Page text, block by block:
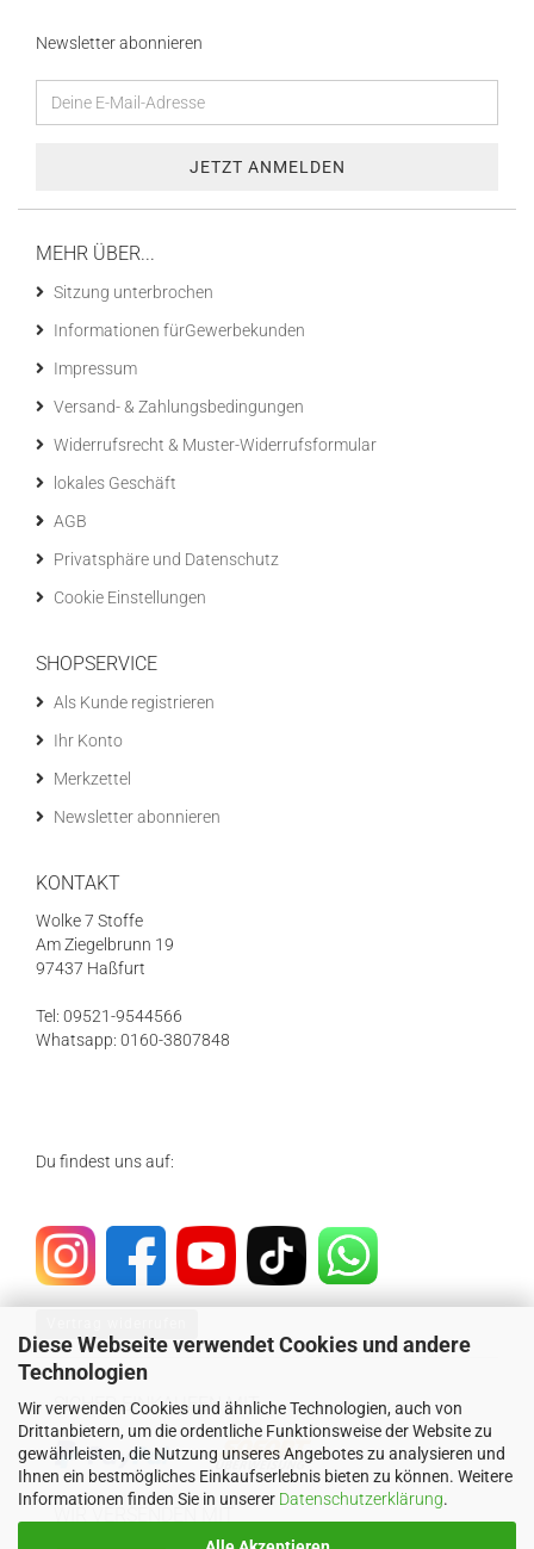
Diese Webseite verwendet Cookies und andere
Technologien
Wir verwenden Cookies und ähnliche Technologien, auch von
Drittanbietern, um die ordentliche Funktionsweise der Website zu
gewährleisten, die Nutzung unseres Angebotes zu analysieren und
Ihnen ein bestmögliches Einkaufserlebnis bieten zu können. Weitere
Informationen finden Sie in unserer Datenschutzerklärung.
Newsletter abonnieren
MEHR ÜBER...
Sitzung unterbrochen
Informationen fürGewerbekunden
Impressum
Versand- & Zahlungsbedingungen
Widerrufsrecht & Muster-Widerrufsformular
lokales Geschäft
AGB
Privatsphäre und Datenschutz
Cookie Einstellungen
SHOPSERVICE
Als Kunde registrieren
Ihr Konto
Merkzettel
Newsletter abonnieren
KONTAKT
Wolke 7 Stoffe
Am Ziegelbrunn 19
97437 Haßfurt
Tel: 09521-9544566
Whatsapp: 0160-3807848
Du findest uns auf:
SICHER EINKAUFEN MIT